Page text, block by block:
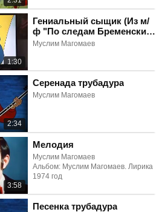
1:30
Гениальный сыщик (Из м/
ф "По следам Бременских
музыкантов")
Муслим Магомаев
2:34
Серенада трубадура
Муслим Магомаев
3:58
Мелодия
Муслим Магомаев
Альбом: Муслим Магомаев. Лирика
1974 год
Песенка трубадура